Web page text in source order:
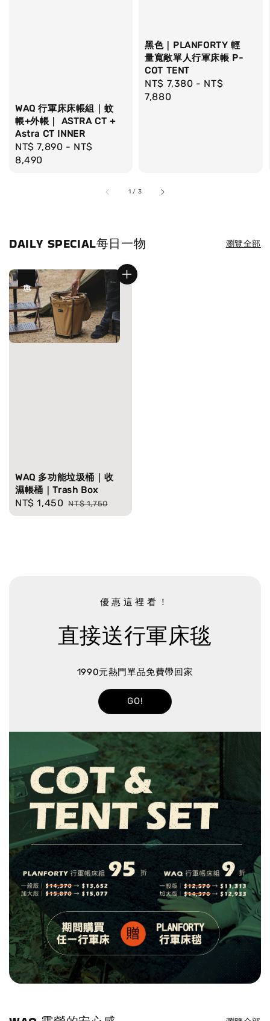
WAQ 行軍床床帳組｜蚊
帳+外帳｜ ASTRA CT +
Astra CT INNER
Regular
price
NT$ 7,890 - NT$
8,490
黑色｜PLANFORTY 輕
量寬敞單人行軍床帳 P-
COT TENT
Regular
price
NT$ 7,380 - NT$
7,880
1 / 3
DAILY SPECIAL每日一物 瀏覽全部
WAQ 多功能垃圾桶｜收
濕帳桶｜Trash Box
Sale
price
NT$ 1,450 Regular
price
NT$ 1,750
優惠這裡看！
直接送行軍床毯
1990元熱門單品免費帶回家
GO!